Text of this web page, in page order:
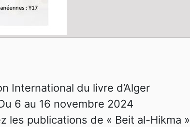
International du livre d’Alger
6 au 16 novembre 2024
les publications de « Beit al-Hikma »